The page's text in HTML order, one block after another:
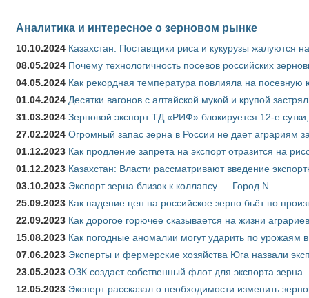
Аналитика и интересное о зерновом рынке
10.10.2024 Казахстан: Поставщики риса и кукурузы жалуются
08.05.2024 Почему технологичность посевов российских
04.05.2024 Как рекордная температура повлияла на
01.04.2024 Десятки вагонов с алтайской мукой и крупой
31.03.2024 Зерновой экспорт ТД «РИФ» блокируется 12-е
27.02.2024 Огромный запас зерна в России не дает аграриям
01.12.2023 Как продление запрета на экспорт отразится на
01.12.2023 Казахстан: Власти рассматривают введение
03.10.2023 Экспорт зерна близок к коллапсу — Город N
25.09.2023 Как падение цен на российское зерно бьёт по
22.09.2023 Как дорогое горючее сказывается на жизни аграриев
15.08.2023 Как погодные аномалии могут ударить по урожаям
07.06.2023 Эксперты и фермерские хозяйства Юга назвали
23.05.2023 ОЗК создаст собственный флот для экспорта зерна
12.05.2023 Эксперт рассказал о необходимости изменить